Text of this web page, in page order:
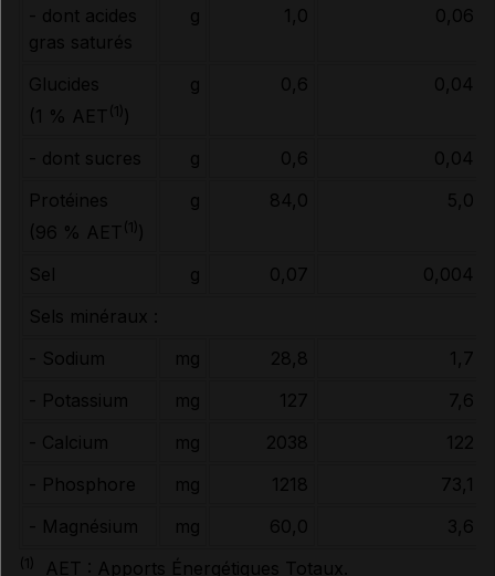
- dont acides
gras saturés
g 1,0 0,06
Glucides
(1 % AET(1))
g 0,6 0,04
- dont sucres g 0,6
0,04
Protéines
(96 % AET(1))
g 84,0 5,0
Sel g 0,07
0,004
Sels minéraux :
- Sodium
mg 28,8
1,7
- Potassium
mg 127
7,6
- Calcium
mg 2038
122
- Phosphore
mg 1218
73,1
- Magnésium
mg 60,0 3,6
(1) AET : Apports Énergétiques Totaux.